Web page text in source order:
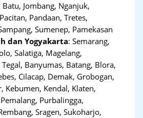
Jombang, Nganjuk,
Pandaan, Tretes,
Sumenep, Pamekasan
dan Yogyakarta:Semarang,
Salatiga, Magelang,
Banyumas, Batang, Blora,
Cilacap, Demak, Grobogan,
Kebumen, Kendal, Klaten,
Purbalingga,
Sragen, Sukoharjo,